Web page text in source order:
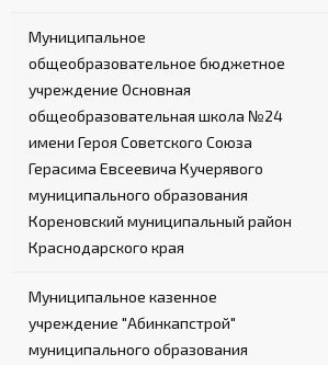
Муниципальное
общеобразовательное бюджетное
учреждение Основная
общеобразовательная школа №24
имени Героя Советского Союза
Герасима Евсеевича Кучерявого
муниципального образования
Кореновский муниципальный район
Краснодарского края
Муниципальное казенное
учреждение "Абинкапстрой"
муниципального образования